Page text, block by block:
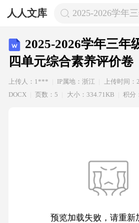
人人文库 2025-2026学年
2025-2026学年三年
四单元综合素养评价卷
上传人：1*** IP属地：浙江 上传时间
DOCX
页数：5 大小：334.71KB 积分
预览加载失败，请重新